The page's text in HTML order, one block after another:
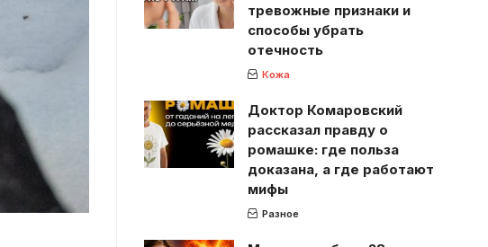
тревожные признаки и
способы убрать
отечность
Кожа
Доктор Комаровский
рассказал правду о
ромашке: где польза
доказана, а где работают
мифы
Разное